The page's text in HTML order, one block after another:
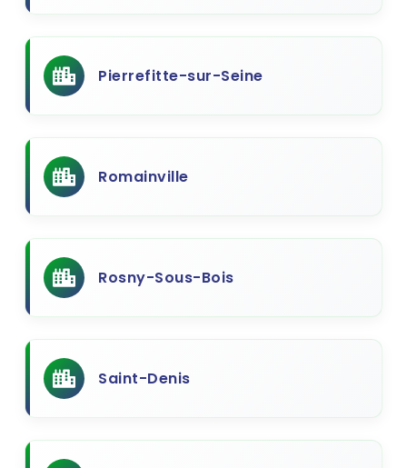
Pierrefitte-sur-Seine
Romainville
Rosny-Sous-Bois
Saint-Denis